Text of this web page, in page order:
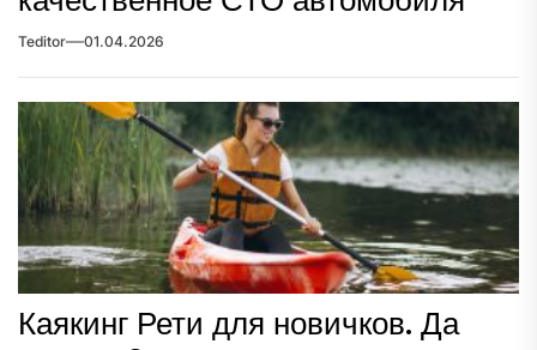
Teditor 01.04.2026
Каякинг Рети для новичков. Да